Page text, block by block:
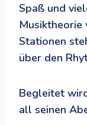
Spaß und
Musiktheorie
Stationen
über den
Begleitet
all seinen